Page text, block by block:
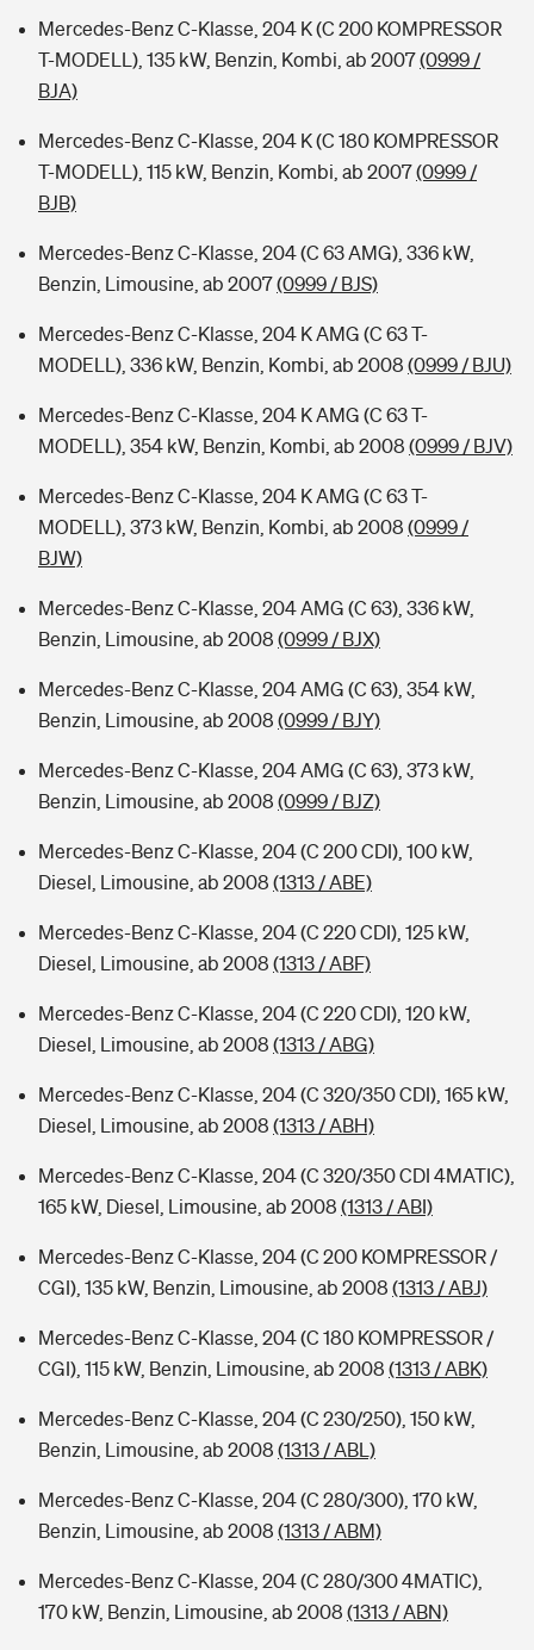
Mercedes-Benz C-Klasse, 204 K (C 200 KOMPRESSOR
T-MODELL), 135 kW, Benzin, Kombi, ab 2007(0999 /
BJA)
Mercedes-Benz C-Klasse, 204 K (C 180 KOMPRESSOR
T-MODELL), 115 kW, Benzin, Kombi, ab 2007(0999 /
BJB)
Mercedes-Benz C-Klasse, 204 (C 63 AMG), 336 kW,
Benzin, Limousine, ab 2007(0999 / BJS)
Mercedes-Benz C-Klasse, 204 K AMG (C 63 T-
MODELL), 336 kW, Benzin, Kombi, ab 2008 (0999 / BJU)
Mercedes-Benz C-Klasse, 204 K AMG (C 63 T-
MODELL), 354 kW, Benzin, Kombi, ab 2008 (0999 / BJV)
Mercedes-Benz C-Klasse, 204 K AMG (C 63 T-
MODELL), 373 kW, Benzin, Kombi, ab 2008 (0999 /
BJW)
Mercedes-Benz C-Klasse, 204 AMG (C 63), 336 kW,
Benzin, Limousine, ab 2008 (0999 / BJX)
Mercedes-Benz C-Klasse, 204 AMG (C 63), 354 kW,
Benzin, Limousine, ab 2008 (0999 / BJY)
Mercedes-Benz C-Klasse, 204 AMG (C 63), 373 kW,
Benzin, Limousine, ab 2008 (0999 / BJZ)
Mercedes-Benz C-Klasse, 204 (C 200 CDI), 100 kW,
Diesel, Limousine, ab 2008 (1313 / ABE)
Mercedes-Benz C-Klasse, 204 (C 220 CDI), 125 kW,
Diesel, Limousine, ab 2008 (1313 / ABF)
Mercedes-Benz C-Klasse, 204 (C 220 CDI), 120 kW,
Diesel, Limousine, ab 2008 (1313 / ABG)
Mercedes-Benz C-Klasse, 204 (C 320/350 CDI), 165 kW,
Diesel, Limousine, ab 2008 (1313 / ABH)
Mercedes-Benz C-Klasse, 204 (C 320/350 CDI 4MATIC),
165 kW, Diesel, Limousine, ab 2008 (1313 / ABI)
Mercedes-Benz C-Klasse, 204 (C 200 KOMPRESSOR /
CGI), 135 kW, Benzin, Limousine, ab 2008 (1313 / ABJ)
Mercedes-Benz C-Klasse, 204 (C 180 KOMPRESSOR /
CGI), 115 kW, Benzin, Limousine, ab 2008 (1313 / ABK)
Mercedes-Benz C-Klasse, 204 (C 230/250), 150 kW,
Benzin, Limousine, ab 2008 (1313 / ABL)
Mercedes-Benz C-Klasse, 204 (C 280/300), 170 kW,
Benzin, Limousine, ab 2008 (1313 / ABM)
Mercedes-Benz C-Klasse, 204 (C 280/300 4MATIC),
170 kW, Benzin, Limousine, ab 2008 (1313 / ABN)